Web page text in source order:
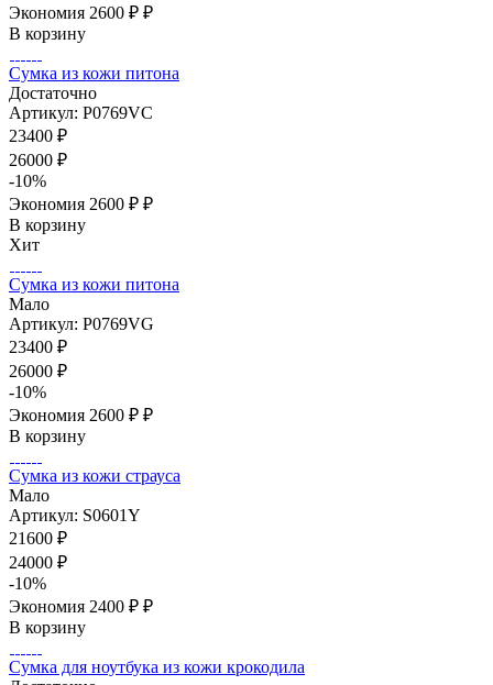
Экономия 2600 ₽ ₽
В корзину
Сумка из кожи питона
Достаточно
Артикул: P0769VC
23400 ₽
26000 ₽
-10%
Экономия 2600 ₽ ₽
В корзину
Хит
Сумка из кожи питона
Мало
Артикул: P0769VG
23400 ₽
26000 ₽
-10%
Экономия 2600 ₽ ₽
В корзину
Сумка из кожи страуса
Мало
Артикул: S0601Y
21600 ₽
24000 ₽
-10%
Экономия 2400 ₽ ₽
В корзину
Сумка для ноутбука из кожи крокодила